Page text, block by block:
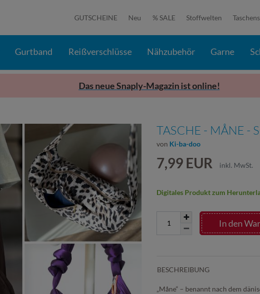
GUTSCHEINE Neu % SALE Stoffwelten
Gurtband Reißverschlüsse Nähzubehör Garne
Das neue Snaply-Magazin ist online!
TASCHE - MÅNE -
von Ki-ba-doo
7,99 EUR inkl. MwSt.
In den
Digitales Produkt zum
BESCHREIBUNG
„Måne“ – benannt nach dem